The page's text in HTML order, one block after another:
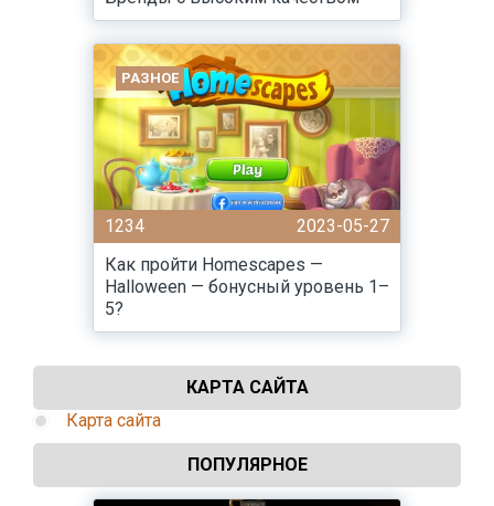
РАЗНОЕ
1234
2023-05-27
Как пройти Homescapes —
Halloween — бонусный уровень 1–
5?
КАРТА САЙТА
Карта сайта
ПОПУЛЯРНОЕ